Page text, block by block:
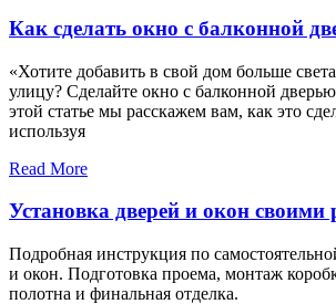
Как сделать окно с балконной
«Хотите добавить в свой дом больше
улицу? Сделайте окно с балконной
этой статье мы расскажем вам, как это
используя
Read More
Установка дверей и окон своими
Подробная инструкция по
и окон. Подготовка проема, монтаж
полотна и финальная отделка.